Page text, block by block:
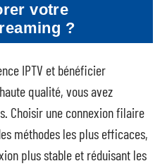
votre
?
IPTV et bénéficier
qualité, vous avez
Choisir une connexion filaire
méthodes les plus efficaces,
plus stable et réduisant les